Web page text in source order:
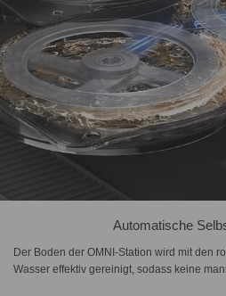
Automatische
Der Boden der OMNI-Station wird mit den
Wasser effektiv gereinigt, sodass keine